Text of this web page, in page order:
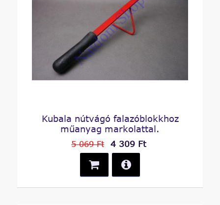
Kubala nútvágó falazóblokkhoz
műanyag markolattal.
5 069 Ft 4 309 Ft